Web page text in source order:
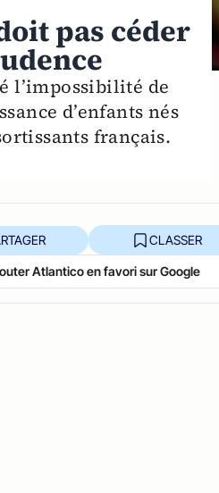
pas céder
l’impossibilité de
d’enfants nés
français.
CLASSER
Atlantico en favori sur Google